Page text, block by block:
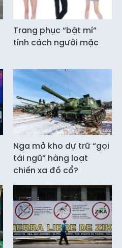
Trang phục “bật mí”
tính cách người mặc
Nga mở kho dự trữ “gọi
tái ngũ” hàng loạt
chiến xa đồ cổ?